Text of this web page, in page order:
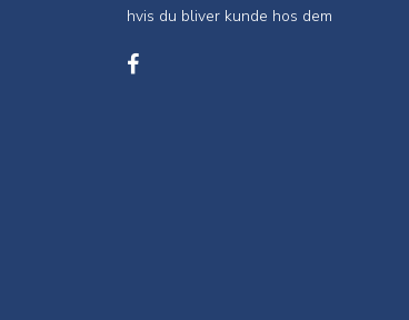
hvis du bliver kunde hos dem